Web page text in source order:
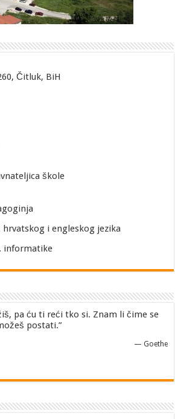
Čitluk, BiH
škole
i engleskog jezika
informatike
pa ću ti reći tko si. Znam li čime se
postati.”
— Goethe